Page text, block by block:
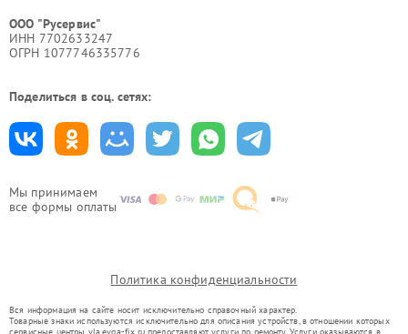
Мы принимаем
все формы оплаты
ООО "Русервис"
ИНН 7702633247
ОГРН 1077746335776
Поделиться в соц. сетях:
Политика конфиденциальности
Вся информация на сайте носит исключительно справочный характер.
Товарные знаки используются исключительно для описания устройств, в отношении которых
сервисные центры vla.evga-fix.ru предоставляют услуги по ремонту. Услуги оказываются в